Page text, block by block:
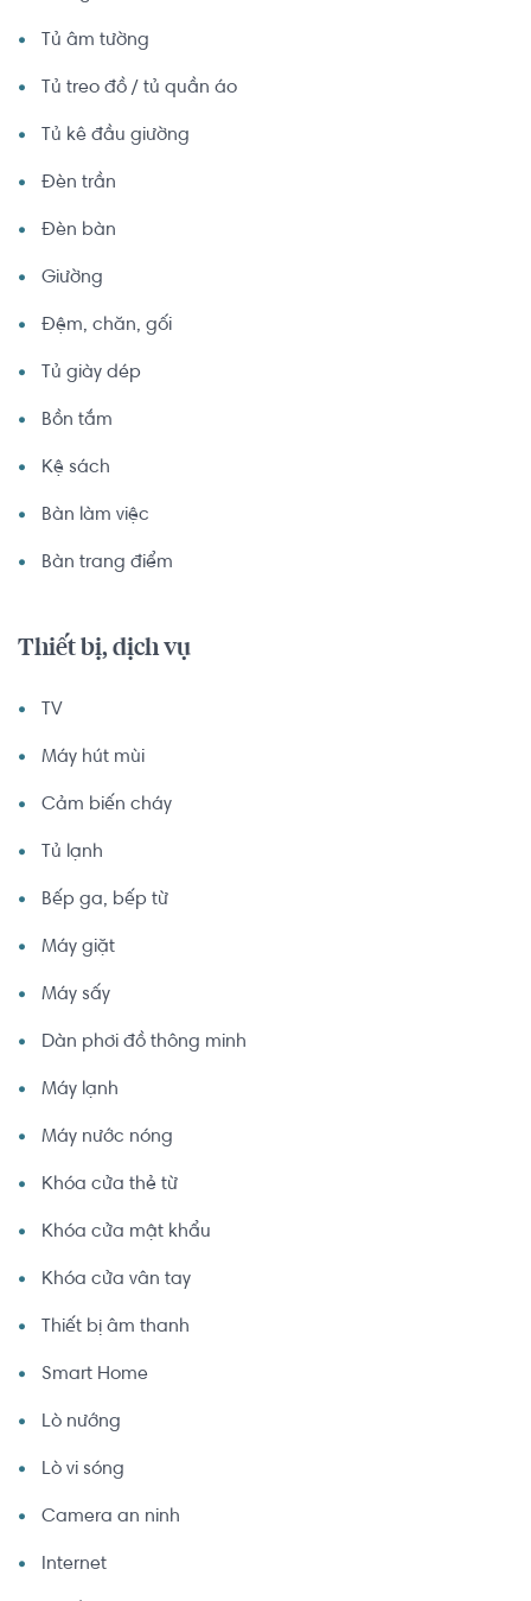
Tủ âm tường
Tủ treo đồ / tủ quần áo
Tủ kê đầu giường
Đèn trần
Đèn bàn
Giường
Đệm, chăn, gối
Tủ giày dép
Bồn tắm
Kệ sách
Bàn làm việc
Bàn trang điểm
Thiết bị, dịch vụ
TV
Máy hút mùi
Cảm biến cháy
Tủ lạnh
Bếp ga, bếp từ
Máy giặt
Máy sấy
Dàn phơi đồ thông minh
Máy lạnh
Máy nước nóng
Khóa cửa thẻ từ
Khóa cửa mật khẩu
Khóa cửa vân tay
Thiết bị âm thanh
Smart Home
Lò nướng
Lò vi sóng
Camera an ninh
Internet